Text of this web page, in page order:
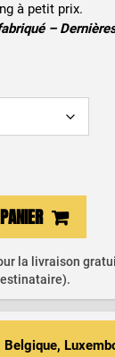
à petit prix.
–
la livraison
Belgique,